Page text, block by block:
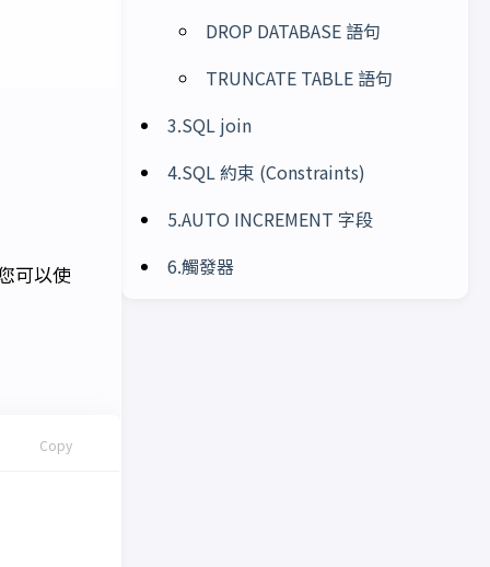
DROP DATABASE 語句
TRUNCATE TABLE 語句
3.SQL join
4.SQL 約束 (Constraints)
5.AUTO INCREMENT 字段
6.觸發器
可以使
Copy